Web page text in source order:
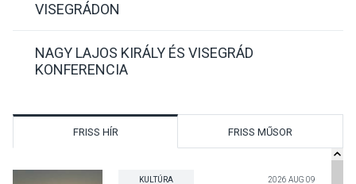
VISEGRÁDON
NAGY LAJOS KIRÁLY ÉS VISEGRÁD
KONFERENCIA
FRISS HÍR FRISS MŰSOR
KULTÚRA 2026 AUG 09